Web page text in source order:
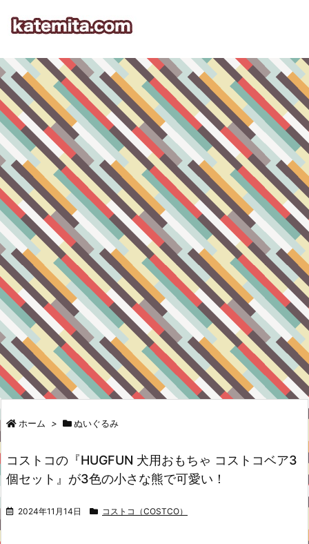
ホーム > ぬいぐるみ
コストコの『HUGFUN 犬用おもちゃ コストコベア3
個セット』が3色の小さな熊で可愛い！
2024年11月14日 コストコ（COSTCO）